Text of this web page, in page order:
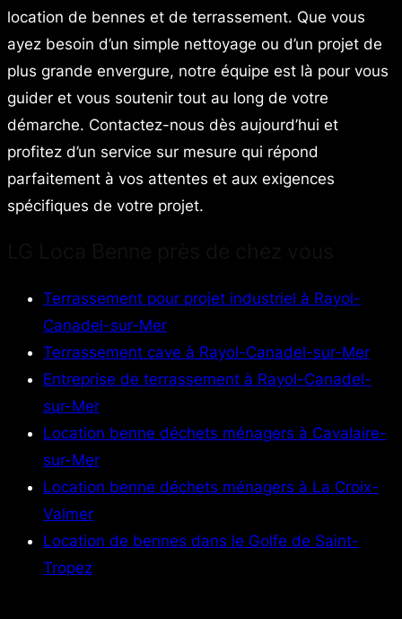
location de bennes et de terrassement. Que vous
ayez besoin d’un simple nettoyage ou d’un projet de
plus grande envergure, notre équipe est là pour vous
guider et vous soutenir tout au long de votre
démarche. Contactez-nous dès aujourd’hui et
profitez d’un service sur mesure qui répond
parfaitement à vos attentes et aux exigences
spécifiques de votre projet.
Terrassement pour projet industriel à Rayol-
Canadel-sur-Mer
Terrassement cave à Rayol-Canadel-sur-Mer
Entreprise de terrassement à Rayol-Canadel-
sur-Mer
Location benne déchets ménagers à Cavalaire-
sur-Mer
Location benne déchets ménagers à La Croix-
Valmer
Location de bennes dans le Golfe de Saint-
Tropez